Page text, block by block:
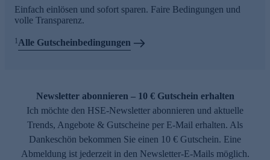
Einfach einlösen und sofort sparen. Faire Bedingungen und
volle Transparenz.
1 Alle Gutscheinbedingungen
Newsletter abonnieren – 10 € Gutschein erhalten
Ich möchte den HSE-Newsletter abonnieren und aktuelle
Trends, Angebote & Gutscheine per E-Mail erhalten. Als
Dankeschön bekommen Sie einen 10 € Gutschein. Eine
Abmeldung ist jederzeit in den Newsletter-E-Mails möglich.